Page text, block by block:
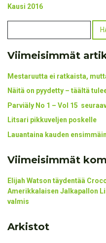
Kausi 2016
Viimeisimmät
Mestaruutta ei ratkaista,
Näitä on pyydetty – täältä
Parviäly No 1 – Vol 15
Litsari pikkuveljen poskelle
Lauantaina kauden
Viimeisimmät
Elijah Watson täydentää
Amerikkalaisen Jalkapallon
valmis
Arkistot